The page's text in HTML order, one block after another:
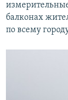
балконах
по всему